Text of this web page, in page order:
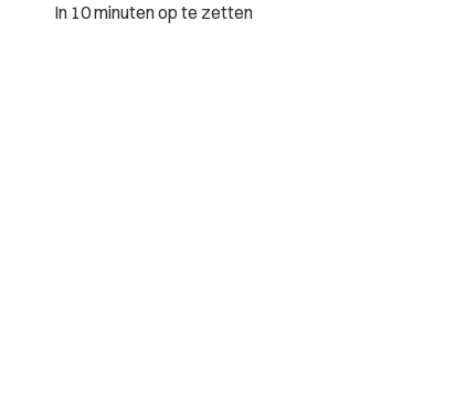
In 10 minuten op te zetten